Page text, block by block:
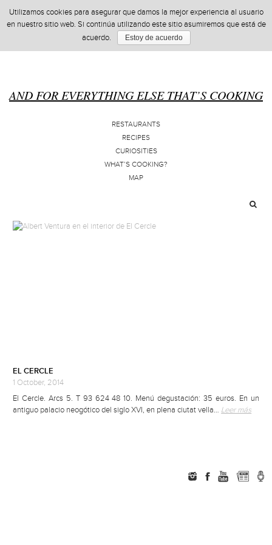
AND FOR EVERYTHING ELSE THAT’S COOKING
RESTAURANTS
RECIPES
CURIOSITIES
WHAT’S COOKING?
MAP
EL CERCLE
1 October, 2014
El Cercle. Arcs 5. T 93 624 48 10. Menú degustación: 35 euros. En un
antiguo palacio neogótico del siglo XVI, en plena ciutat vella… Leer más
Utilizamos cookies para asegurar que damos la mejor experiencia al usuario
en nuestro sitio web. Si continúa utilizando este sitio asumiremos que está de
acuerdo.
Estoy de acuerdo